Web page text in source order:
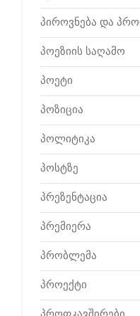
პიროვნება და
პოეზიის საღამო
პოეტი
პოზიცია
პოლიტიკა
პოსტზე
პრეზენტაცია
პრემიერა
პრობლემა
პროექტი